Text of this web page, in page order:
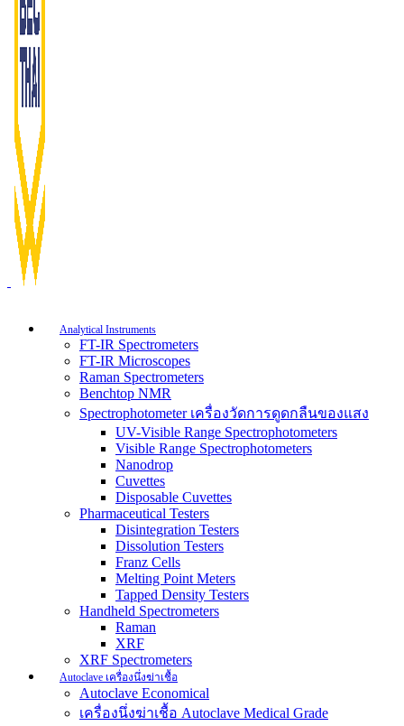
Analytical Instruments
FT-IR Spectrometers
FT-IR Microscopes
Raman Spectrometers
Benchtop NMR
Spectrophotometer เครื่องวัดการดูดกลืนของแสง
UV-Visible Range Spectrophotometers
Visible Range Spectrophotometers
Nanodrop
Cuvettes
Disposable Cuvettes
Pharmaceutical Testers
Disintegration Testers
Dissolution Testers
Franz Cells
Melting Point Meters
Tapped Density Testers
Handheld Spectrometers
Raman
XRF
XRF Spectrometers
Autoclave เครื่องนึ่งฆ่าเชื้อ
Autoclave Economical
เครื่องนึ่งฆ่าเชื้อ Autoclave Medical Grade